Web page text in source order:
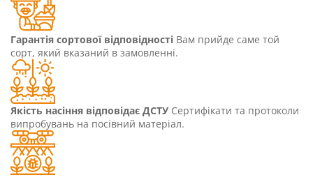
Гарантія сортової відповідності Вам прийде саме той
сорт, який вказаний в замовленні.
Якість насіння відповідає ДСТУ Сертифікати та протоколи
випробувань на посівний матеріал.